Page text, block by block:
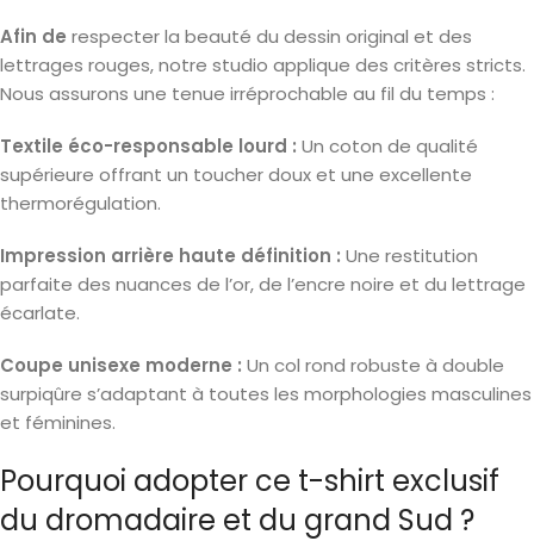
Afin de respecter la beauté du dessin original et des
lettrages rouges, notre studio applique des critères stricts.
Nous assurons une tenue irréprochable au fil du temps :
Textile éco-responsable lourd : Un coton de qualité
supérieure offrant un toucher doux et une excellente
thermorégulation.
Impression arrière haute définition : Une restitution
parfaite des nuances de l’or, de l’encre noire et du lettrage
écarlate.
Coupe unisexe moderne : Un col rond robuste à double
surpiqûre s’adaptant à toutes les morphologies masculines
et féminines.
Pourquoi adopter ce t-shirt exclusif
du dromadaire et du grand Sud ?